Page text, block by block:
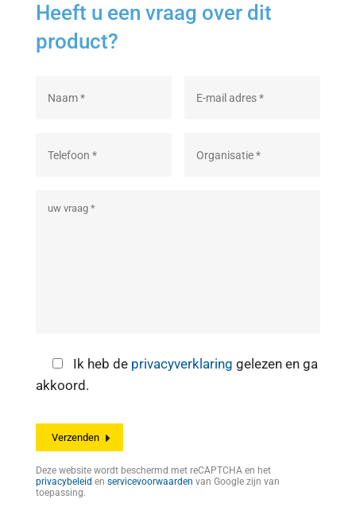
Heeft u een vraag over dit
product?
Ik heb de privacyverklaring gelezen en ga
akkoord.
Deze website wordt beschermd met reCAPTCHA en het
privacybeleid en servicevoorwaarden van Google zijn van
toepassing.